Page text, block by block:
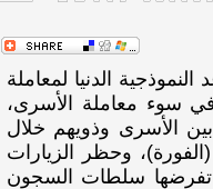
الدنيا لمعاملة
سوء معاملة الأسرى،
الأسرى وذويهم خلال
وحظر الزيارات
تفرضها سلطات السجون